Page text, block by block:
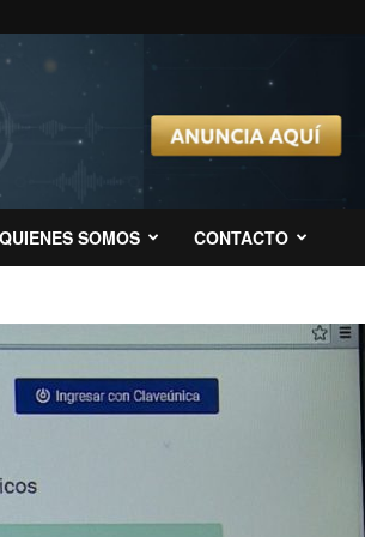
QUIENES SOMOS CONTACTO